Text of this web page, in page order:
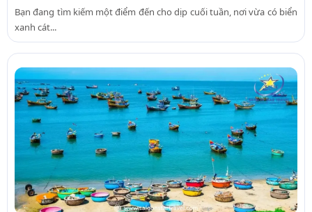
Bạn đang tìm kiếm một điểm đến cho dịp cuối tuần, nơi vừa có biển
xanh cát...